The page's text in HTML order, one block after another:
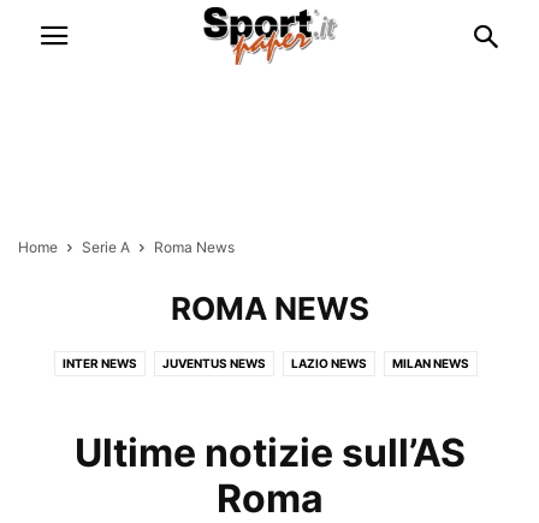
Home Serie A Roma News
ROMA NEWS
INTER NEWS JUVENTUS NEWS LAZIO NEWS MILAN NEWS
Ultime notizie sull’AS
Roma